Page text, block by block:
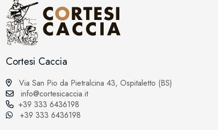
Cortesi Caccia
Via San Pio da Pietralcina 43, Ospitaletto (BS)
info@cortesicaccia.it
+39 333 6436198
+39 333 6436198